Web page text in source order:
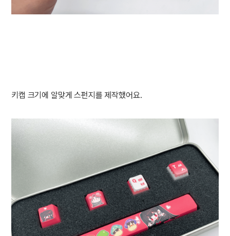
키캡 크기에 알맞게 스펀지를 제작했어요.